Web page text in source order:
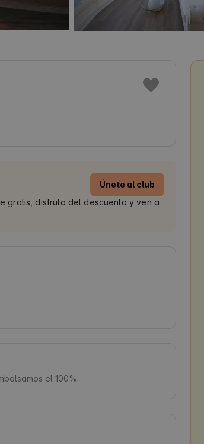
Únete al club
gratis, disfruta del descuento y ven a
el 100%.